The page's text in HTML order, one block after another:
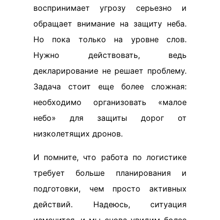
воспринимает угрозу серьезно и
обращает внимание на защиту неба.
Но пока только на уровне слов.
Нужно действовать, ведь
декларирование не решает проблему.
Задача стоит еще более сложная:
необходимо организовать «малое
небо» для защиты дорог от
низколетящих дронов.
И помните, что работа по логистике
требует больше планирования и
подготовки, чем просто активных
действий. Надеюсь, ситуация